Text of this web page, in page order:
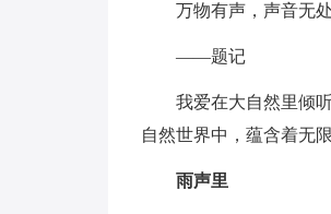
万物有声，声音无处
——题记
我爱在大自然里倾
自然世界中，蕴含着无
雨声里